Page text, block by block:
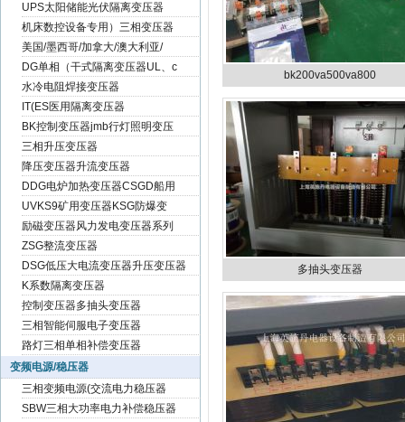
UPS太阳储能光伏隔离变压器
机床数控设备专用）三相变压器
美国/墨西哥/加拿大/澳大利亚/
DG单相（干式隔离变压器UL、c
水冷电阻焊接变压器
IT(ES医用隔离变压器
BK控制变压器jmb行灯照明变压
三相升压变压器
降压变压器升流变压器
DDG电炉加热变压器CSGD船用
UVKS9矿用变压器KSG防爆变
励磁变压器风力发电变压器系列
ZSG整流变压器
DSG低压大电流变压器升压变压器
K系数隔离变压器
控制变压器多抽头变压器
三相智能伺服电子变压器
路灯三相单相补偿变压器
变频电源/稳压器
三相变频电源(交流电力稳压器
SBW三相大功率电力补偿稳压器
bk200va500va800
多抽头变压器